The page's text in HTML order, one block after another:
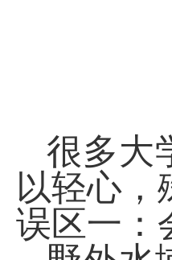
很多大
以轻心，
误区一：